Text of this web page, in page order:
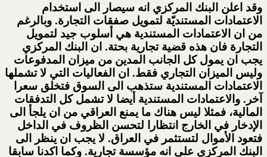
وقد اعلن البنك المركزي انه سيصار الى استخدام
الاعتمادات المستنديّة لتمويل صفقات التجارة. وبالرغم
من ان الاعتمادات المستندية هي أسلوب جيد لتمويل
التجارة فان هذه قضية تجارية بحتة. ان البنك المركزي
يجب ان يمول كل الجانب المدين من ميزان المدفوعات
وليس الميزان التجاري فقط. ان الفعاليات التي لا تشملها
الاعتمادات المستندية ستذهب الى السوق فتخلق سعرا
آخر. والاعتمادات المستندية أيضا لا تشمل كل التدفقات
المالية، فمثلا ليس هناك ما يمنع العراقي من ان يلجأ الى
الإدخار في الخارج انتظارا لتحسن الظروف في الداخل
فتعود الأموال لتستثمر في العراق. لا يجب ان ينظر الى
البنك المركزي على انه مؤسسة تجارية. وكما اكدنا سابقا